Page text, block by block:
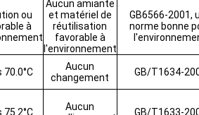
ou
à
Aucun amiante
et matériel de
réutilisation
favorable à
l'environnement
GB6566-2001,
norme bonne
70.0°C
Aucun
changement
GB/T1634-
75.2°C
Aucun
GB/T1633-